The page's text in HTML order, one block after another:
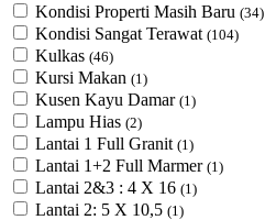
Kondisi Properti Masih Baru (34)
Kondisi Sangat Terawat (104)
Kulkas (46)
Kursi Makan (1)
Kusen Kayu Damar (1)
Lampu Hias (2)
Lantai 1 Full Granit (1)
Lantai 1+2 Full Marmer (1)
Lantai 2&3 : 4 X 16 (1)
Lantai 2: 5 X 10,5 (1)